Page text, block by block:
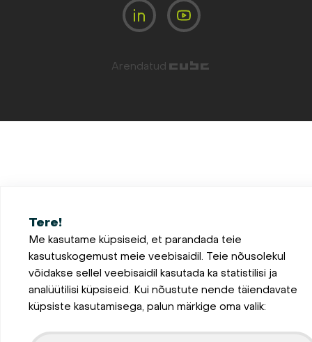
Tere!
Me kasutame küpsiseid, et parandada teie
kasutuskogemust meie veebisaidil. Teie nõusolekul
võidakse sellel veebisaidil kasutada ka statistilisi ja
analüütilisi küpsiseid. Kui nõustute nende täiendavate
küpsiste kasutamisega, palun märkige oma valik:
Arendatud